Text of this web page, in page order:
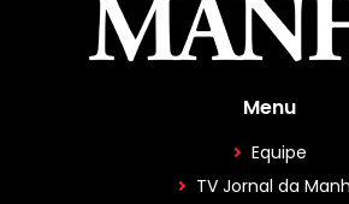
Menu
Equipe
TV Jornal da